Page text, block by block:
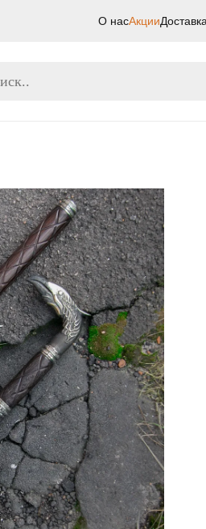
О насАкции